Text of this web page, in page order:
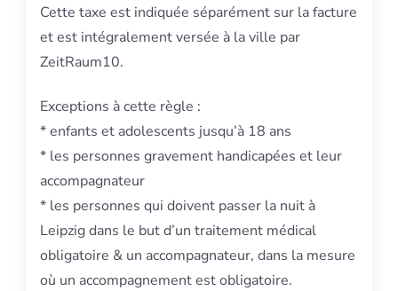
Cette taxe est indiquée séparément sur la facture
et est intégralement versée à la ville par
ZeitRaum10.
Exceptions à cette règle :
* enfants et adolescents jusqu’à 18 ans
* les personnes gravement handicapées et leur
accompagnateur
* les personnes qui doivent passer la nuit à
Leipzig dans le but d’un traitement médical
obligatoire & un accompagnateur, dans la mesure
où un accompagnement est obligatoire.